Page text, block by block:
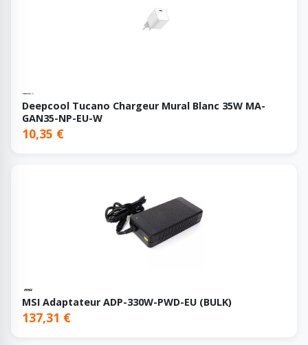
Deepcool Tucano Chargeur Mural Blanc 35W MA-
GAN35-NP-EU-W
10,35 €
MSI Adaptateur ADP-330W-PWD-EU (BULK)
137,31 €